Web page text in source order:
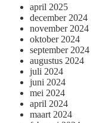
april 2025
december 2024
november 2024
oktober 2024
september 2024
augustus 2024
juli 2024
juni 2024
mei 2024
april 2024
maart 2024